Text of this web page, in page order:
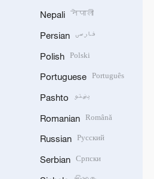
Nepali नेपाली
Persian فارسی
Polish Polski
Portuguese Português
Pashto پښتو
Romanian Română
Russian Русский
Serbian Српски